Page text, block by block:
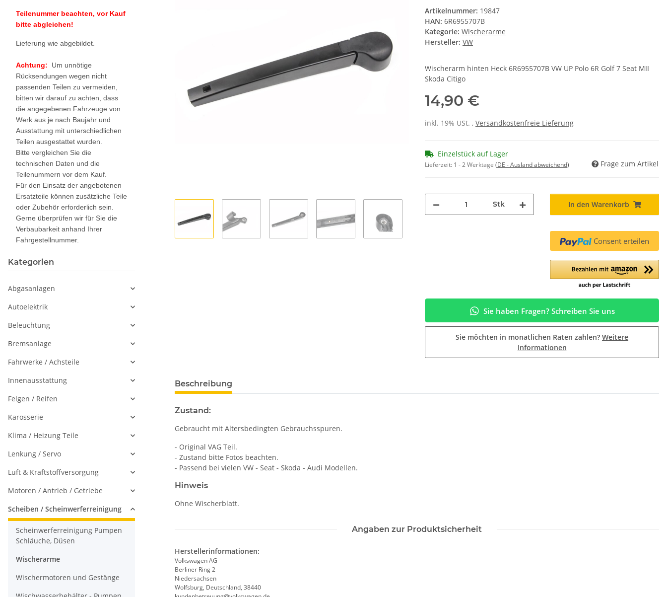
Artikelnummer: 19847
HAN: 6R6955707B
Kategorie: Wischerarme
Hersteller: VW
Wischerarm hinten Heck 6R6955707B VW UP Polo 6R Golf 7 Seat MII
Skoda Citigo
14,90 €
inkl. 19% USt. , Versandkostenfreie Lieferung
Einzelstück auf Lager
Lieferzeit: 1 - 2 Werktage (DE - Ausland abweichend) Frage zum Artikel
Stk In den Warenkorb
Consent erteilen
Sie haben Fragen? Schreiben Sie uns
Sie möchten in monatlichen Raten zahlen? Weitere
Informationen
Beschreibung
Zustand:
Gebraucht mit Altersbedingten Gebrauchsspuren.
- Original VAG Teil.
- Zustand bitte Fotos beachten.
- Passend bei vielen VW - Seat - Skoda - Audi Modellen.
Hinweis
Ohne Wischerblatt.
Angaben zur Produktsicherheit
Herstellerinformationen:
Volkswagen AG
Berliner Ring 2
Niedersachsen
Wolfsburg, Deutschland, 38440
Teilenummer beachten, vor Kauf
bitte abgleichen!
Lieferung wie abgebildet.
Achtung: Um unnötige
Rücksendungen wegen nicht
passenden Teilen zu vermeiden,
bitten wir darauf zu achten, dass
die angegebenen Fahrzeuge von
Werk aus je nach Baujahr und
Ausstattung mit unterschiedlichen
Teilen ausgestattet wurden.
Bitte vergleichen Sie die
technischen Daten und die
Teilenummern vor dem Kauf.
Für den Einsatz der angebotenen
Ersatzteile können zusätzliche Teile
oder Zubehör erforderlich sein.
Gerne überprüfen wir für Sie die
Verbaubarkeit anhand Ihrer
Fahrgestellnummer.
Kategorien
Abgasanlagen
Autoelektrik
Beleuchtung
Bremsanlage
Fahrwerke / Achsteile
Innenausstattung
Felgen / Reifen
Karosserie
Klima / Heizung Teile
Lenkung / Servo
Luft & Kraftstoffversorgung
Motoren / Antrieb / Getriebe
Scheiben / Scheinwerferreinigung
Scheinwerferreinigung Pumpen
Schläuche, Düsen
Wischerarme
Wischermotoren und Gestänge